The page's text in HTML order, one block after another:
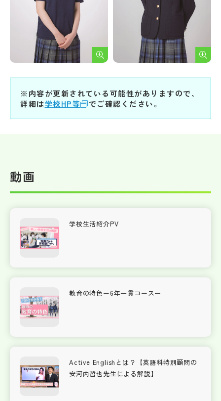
※内容が更新されている可能性がありますので、
詳細は学校HP等 でご確認ください。
動画
学校生活紹介PV
教育の特色ー6年一貫コースー
Active Englishとは？【英語科特別顧問の
安河内哲也先生による解説】